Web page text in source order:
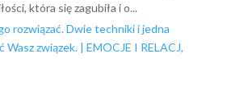
która się zagubiła i o...